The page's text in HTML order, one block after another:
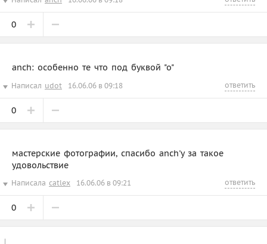
0
anch: особенно те что под буквой "о"
Написал udot 16.06.06 в 09:18 ответить
0
мастерские фотографии, спасибо anch'у за такое
удовольствие
Написала catlex 16.06.06 в 09:21 ответить
0